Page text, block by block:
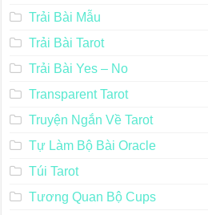
Trải Bài Mẫu
Trải Bài Tarot
Trải Bài Yes – No
Transparent Tarot
Truyện Ngắn Về Tarot
Tự Làm Bộ Bài Oracle
Túi Tarot
Tương Quan Bộ Cups